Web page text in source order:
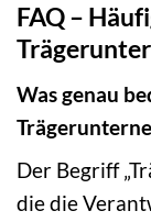
FAQ –
Was genau
Der Begriff
die die